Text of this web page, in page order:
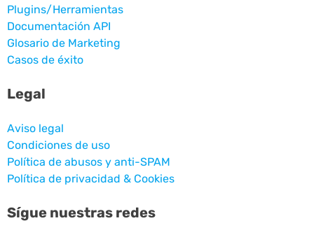
Plugins/Herramientas
Documentación API
Glosario de Marketing
Casos de éxito
Legal
Aviso legal
Condiciones de uso
Política de abusos y anti-SPAM
Política de privacidad & Cookies
Sígue nuestras redes